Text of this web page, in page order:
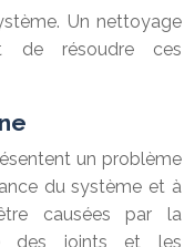
Un nettoyage
de résoudre ces
un problème
du système et à
causées par la
des joints et les